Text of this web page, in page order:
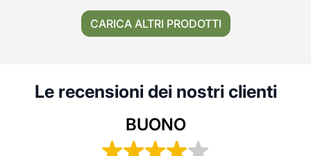
CARICA ALTRI PRODOTTI
Le recensioni dei nostri clienti
BUONO